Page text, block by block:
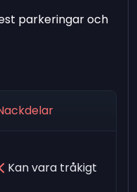
parkeringar och
Kan vara tråkigt